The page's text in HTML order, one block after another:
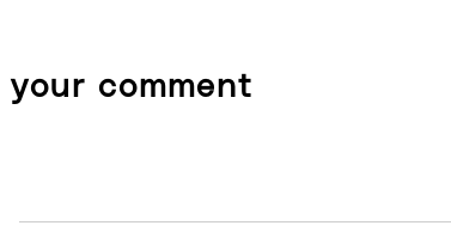
your comment